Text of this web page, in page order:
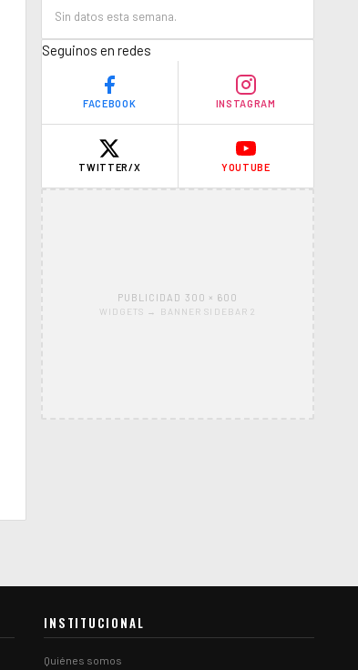
Sin datos esta semana.
Seguinos en redes
FACEBOOK INSTAGRAM
TWITTER/X YOUTUBE
PUBLICIDAD 300 × 600
WIDGETS → BANNER SIDEBAR 2
INSTITUCIONAL
Quiénes somos